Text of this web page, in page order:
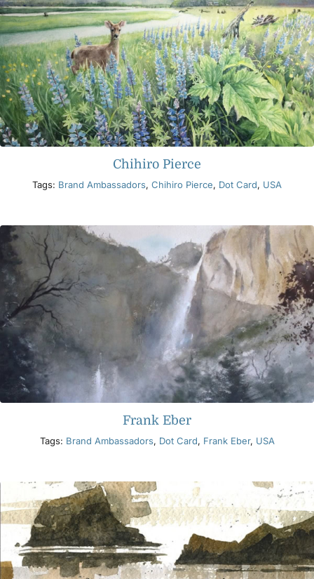
Chihiro Pierce
Tags: Brand Ambassadors, Chihiro Pierce, Dot Card, USA
Frank Eber
Tags: Brand Ambassadors, Dot Card, Frank Eber, USA